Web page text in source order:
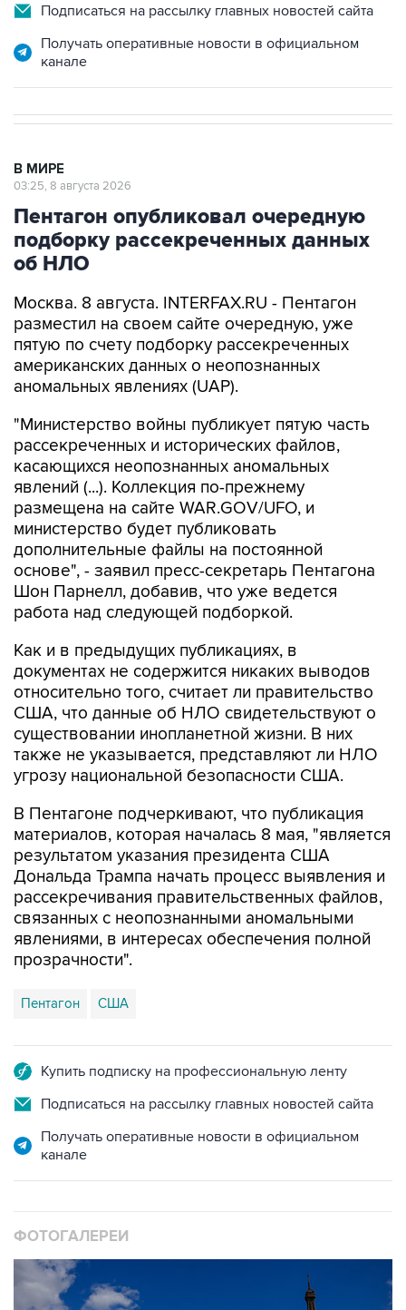
Подписаться на рассылку главных новостей сайта
Получать оперативные новости в официальном
канале
В МИРЕ
03:25, 8 августа 2026
Пентагон опубликовал очередную
подборку рассекреченных данных
об НЛО
Москва. 8 августа. INTERFAX.RU - Пентагон
разместил на своем сайте очередную, уже
пятую по счету подборку рассекреченных
американских данных о неопознанных
аномальных явлениях (UAP).
"Министерство войны публикует пятую часть
рассекреченных и исторических файлов,
касающихся неопознанных аномальных
явлений (...). Коллекция по-прежнему
размещена на сайте WAR.GOV/UFO, и
министерство будет публиковать
дополнительные файлы на постоянной
основе", - заявил пресс-секретарь Пентагона
Шон Парнелл, добавив, что уже ведется
работа над следующей подборкой.
Как и в предыдущих публикациях, в
документах не содержится никаких выводов
относительно того, считает ли правительство
США, что данные об НЛО свидетельствуют о
существовании инопланетной жизни. В них
также не указывается, представляют ли НЛО
угрозу национальной безопасности США.
В Пентагоне подчеркивают, что публикация
материалов, которая началась 8 мая, "является
результатом указания президента США
Дональда Трампа начать процесс выявления и
рассекречивания правительственных файлов,
связанных с неопознанными аномальными
явлениями, в интересах обеспечения полной
прозрачности".
Пентагон США
Купить подписку на профессиональную ленту
Подписаться на рассылку главных новостей сайта
Получать оперативные новости в официальном
канале
ФОТОГАЛЕРЕИ